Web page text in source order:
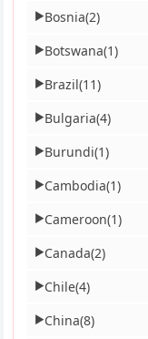
▶Bosnia(2)
▶Botswana(1)
▶Brazil(11)
▶Bulgaria(4)
▶Burundi(1)
▶Cambodia(1)
▶Cameroon(1)
▶Canada(2)
▶Chile(4)
▶China(8)